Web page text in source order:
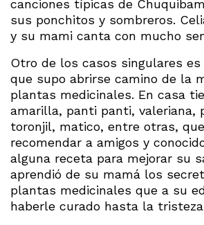
canciones típicas de
sus ponchitos y sombreros.
y su mami canta con mucho
Otro de los casos singulares es
que supo abrirse camino de la
plantas medicinales. En casa
amarilla, panti panti, valeriana,
toronjil, matico, entre otras,
recomendar a amigos y
alguna receta para mejorar su
aprendió de su mamá los
plantas medicinales que a su
haberle curado hasta la